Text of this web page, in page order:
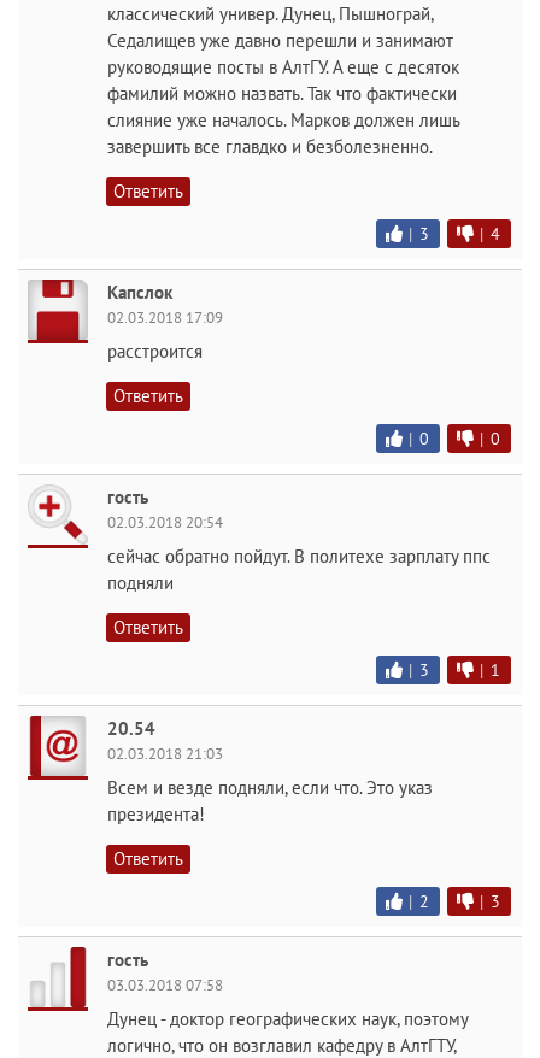
классический универ. Дунец, Пышнограй,
Седалищев уже давно перешли и занимают
руководящие посты в АлтГУ. А еще с десяток
фамилий можно назвать. Так что фактически
слияние уже началось. Марков должен лишь
завершить все главдко и безболезненно.
Ответить
| 3 | 4
Капслок
02.03.2018 17:09
расстроится
Ответить
| 0 | 0
гость
02.03.2018 20:54
сейчас обратно пойдут. В политехе зарплату ппс
подняли
Ответить
| 3 | 1
20.54
02.03.2018 21:03
Всем и везде подняли, если что. Это указ
президента!
Ответить
| 2 | 3
гость
03.03.2018 07:58
Дунец - доктор географических наук, поэтому
логично, что он возглавил кафедру в АлтГТУ,